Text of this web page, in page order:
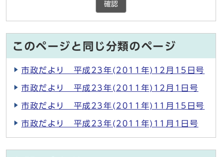
確認
このページと同じ分類のページ
市政だより 平成23年(2011年)12月15日号
市政だより 平成23年(2011年)12月1日号
市政だより 平成23年(2011年)11月15日号
市政だより 平成23年(2011年)11月1日号